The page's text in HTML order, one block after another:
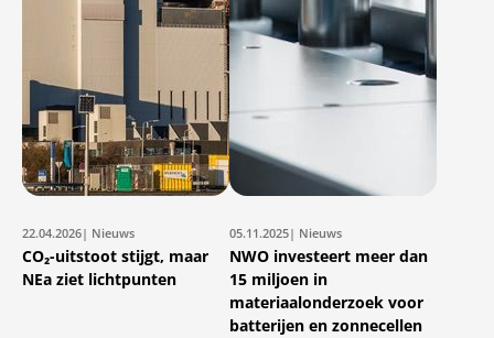
22.04.2026| Nieuws
CO₂-uitstoot stijgt, maar
NEa ziet lichtpunten
05.11.2025| Nieuws
NWO investeert meer dan
15 miljoen in
materiaalonderzoek voor
batterijen en zonnecellen